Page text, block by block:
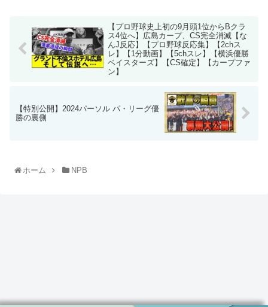
【プロ野球史上初の9月頭1位からBクラ
ス4位へ】広島カープ、CS完全消滅【な
んJ反応】【プロ野球反応集】【2chス
レ】【1分動画】【5chスレ】【横浜優勝
ベイスターズ】【CS確定】【カープファ
ン】
【特別公開】2024パーソル パ・リーグ優
勝の裏側
ホーム NPB